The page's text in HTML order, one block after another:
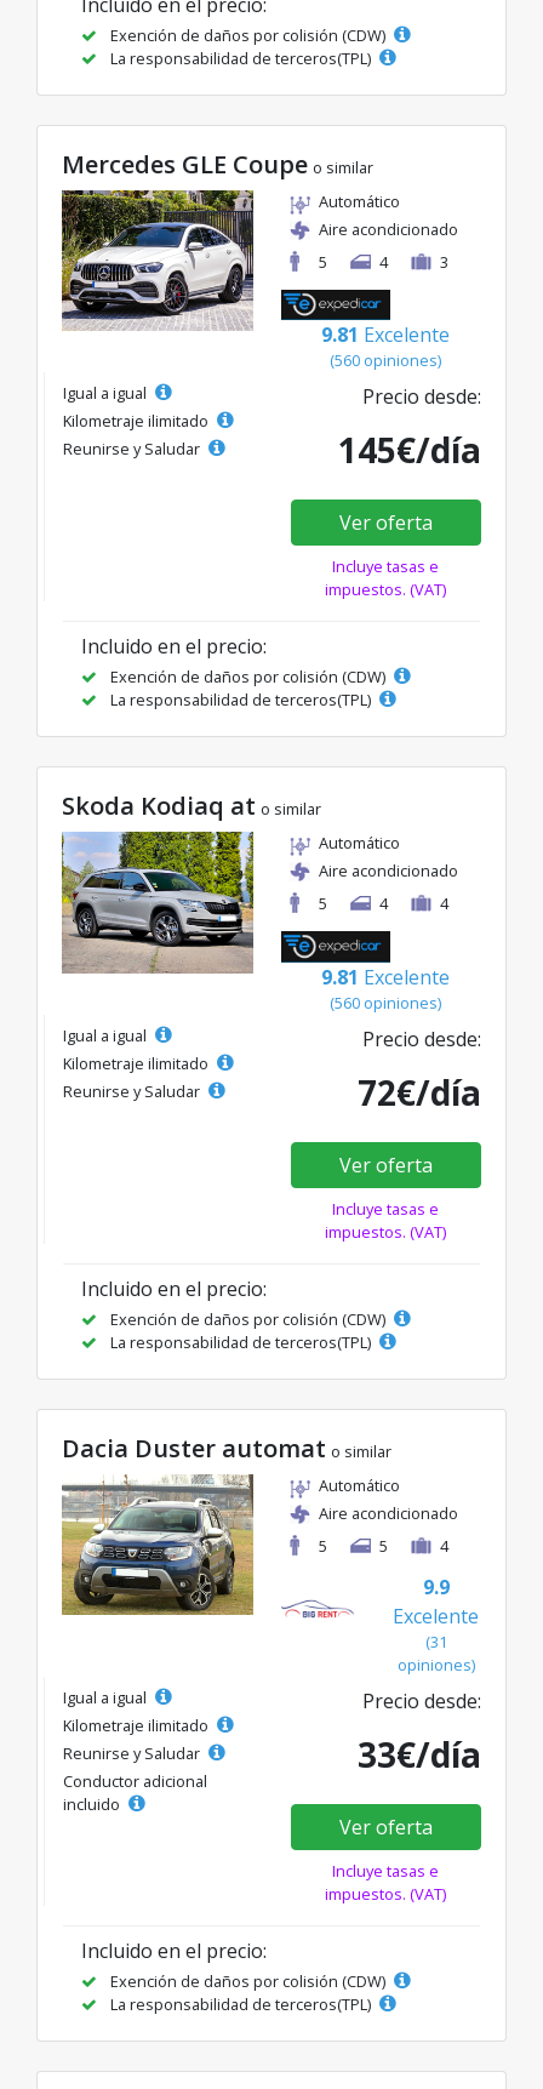
Exención de daños por colisión (CDW)
La responsabilidad de terceros(TPL)
Mercedes GLE Coupe o similar
Automático
Aire acondicionado
5
4 3
9.81 Excelente
(560 opiniones)
Igual a igual
Kilometraje ilimitado
Reunirse y Saludar
Precio desde:
145€/día
Ver oferta
Incluye tasas e
impuestos. (VAT)
Incluido en el precio:
Exención de daños por colisión (CDW)
La responsabilidad de terceros(TPL)
Skoda Kodiaq at o similar
Automático
Aire acondicionado
5
4 4
9.81 Excelente
(560 opiniones)
Igual a igual
Kilometraje ilimitado
Reunirse y Saludar
Precio desde:
72€/día
Ver oferta
Incluye tasas e
impuestos. (VAT)
Incluido en el precio:
Exención de daños por colisión (CDW)
La responsabilidad de terceros(TPL)
Dacia Duster automat o similar
Automático
Aire acondicionado
5
5 4
9.9
Excelente
(31
opiniones)
Igual a igual
Kilometraje ilimitado
Reunirse y Saludar
Conductor adicional
incluido
Precio desde:
33€/día
Ver oferta
Incluye tasas e
impuestos. (VAT)
Incluido en el precio:
Exención de daños por colisión (CDW)
La responsabilidad de terceros(TPL)